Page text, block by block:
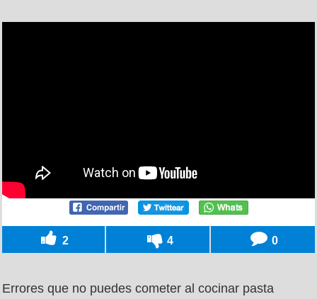
2 4 0
Errores que no puedes cometer al cocinar pasta